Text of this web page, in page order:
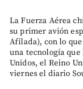
La Fuerza Aérea
su primer avión
Afilada), con lo
una tecnología que
Unidos, el Reino
viernes el diario